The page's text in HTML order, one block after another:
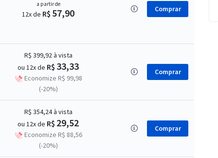
a partir de
12x de R$ 57,90 Comprar
R$ 399,92à vista
ou 12x de R$ 33,33
Economize R$ 99,98
(-20%)
Comprar
R$ 354,24à vista
ou 12x de R$ 29,52
Economize R$ 88,56
(-20%)
Comprar